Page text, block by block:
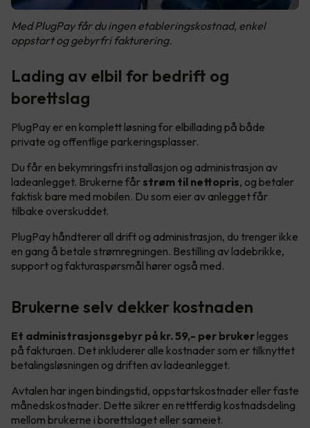
Med PlugPay får du ingen etableringskostnad, enkel
oppstart og gebyrfri fakturering.
Lading av elbil for bedrift og
borettslag
PlugPay er en komplett løsning for elbillading på både
private og offentlige parkeringsplasser.
Du får en bekymringsfri installasjon og administrasjon av
ladeanlegget. Brukerne får strøm til nettopris, og betaler
faktisk bare med mobilen. Du som eier av anlegget får
tilbake overskuddet.
PlugPay håndterer all drift og administrasjon, du trenger ikke
en gang å betale strømregningen. Bestilling av ladebrikke,
support og fakturaspørsmål hører også med.
Brukerne selv dekker kostnaden
Et administrasjonsgebyr på kr. 59,- per bruker legges
på fakturaen. Det inkluderer alle kostnader som er tilknyttet
betalingsløsningen og driften av ladeanlegget.
Avtalen har ingen bindingstid, oppstartskostnader eller faste
månedskostnader. Dette sikrer en rettferdig kostnadsdeling
mellom brukerne i borettslaget eller sameiet.